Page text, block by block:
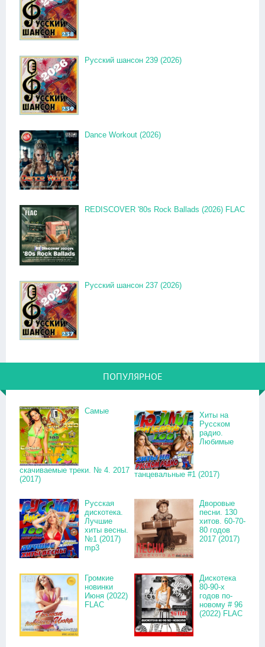
Русский шансон 239 (2026)
Dance Workout (2026)
REDISCOVER '80s Rock Ballads (2026) FLAC
Русский шансон 237 (2026)
ПОПУЛЯРНОЕ
Самые
скачиваемые треки. № 4. 2017
(2017)
Хиты на
Русском
радио.
Любимые
танцевальные #1 (2017)
Русская
дискотека.
Лучшие
хиты весны.
№1 (2017)
mp3
Дворовые
песни. 130
хитов. 60-70-
80 годов
2017 (2017)
Громкие
новинки
Июня (2022)
FLAC
Дискотека
80-90-х
годов по-
новому # 96
(2022) FLAC